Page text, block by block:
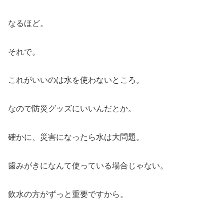
なるほど。
それで。
これがいいのは水を使わないところ。
なので防災グッズにいいんだとか。
確かに、災害になったら水は大問題。
歯みがきになんて使っている場合じゃない。
飲水の方がずっと重要ですから。